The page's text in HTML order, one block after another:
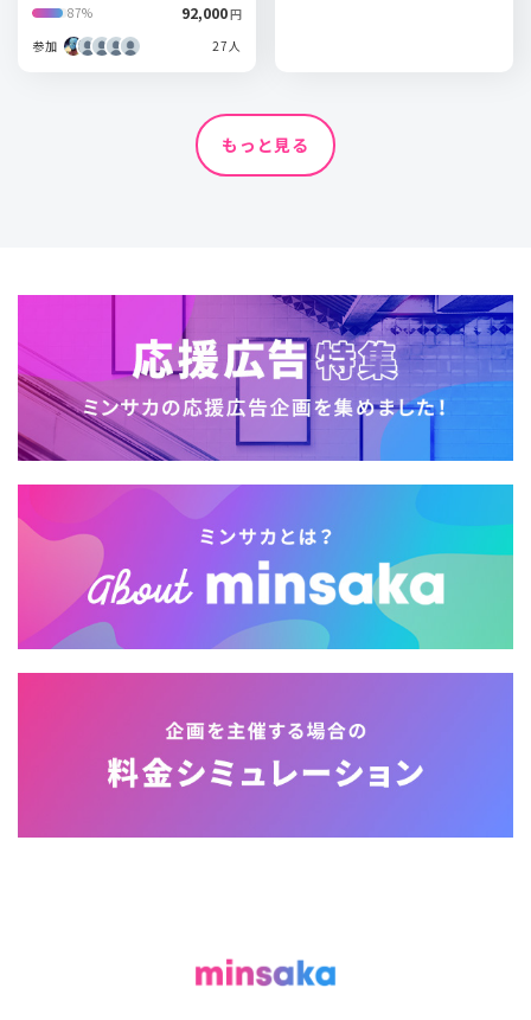
87% 92,000円
参加
27人
もっと見る